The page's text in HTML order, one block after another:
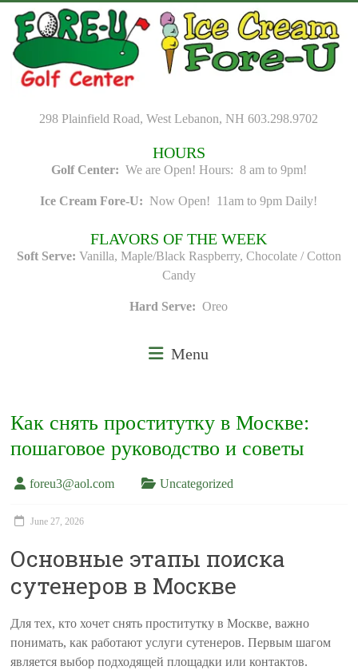
content
298 Plainfield Road, West Lebanon, NH 603.298.9702
HOURS
Golf Center: We are Open! Hours: 8 am to 9pm!
Ice Cream Fore-U: Now Open! 11am to 9pm Daily!
FLAVORS OF THE WEEK
Soft Serve: Vanilla, Maple/Black Raspberry, Chocolate / Cotton
Candy
Hard Serve: Oreo
Menu
Как снять проститутку в Москве:
пошаговое руководство и советы
foreu3@aol.com Uncategorized
June 27, 2026
Основные этапы поиска
сутенеров в Москве
Для тех, кто хочет снять проститутку в Москве, важно
понимать, как работают услуги сутенеров. Первым шагом
является выбор подходящей площадки или контактов.